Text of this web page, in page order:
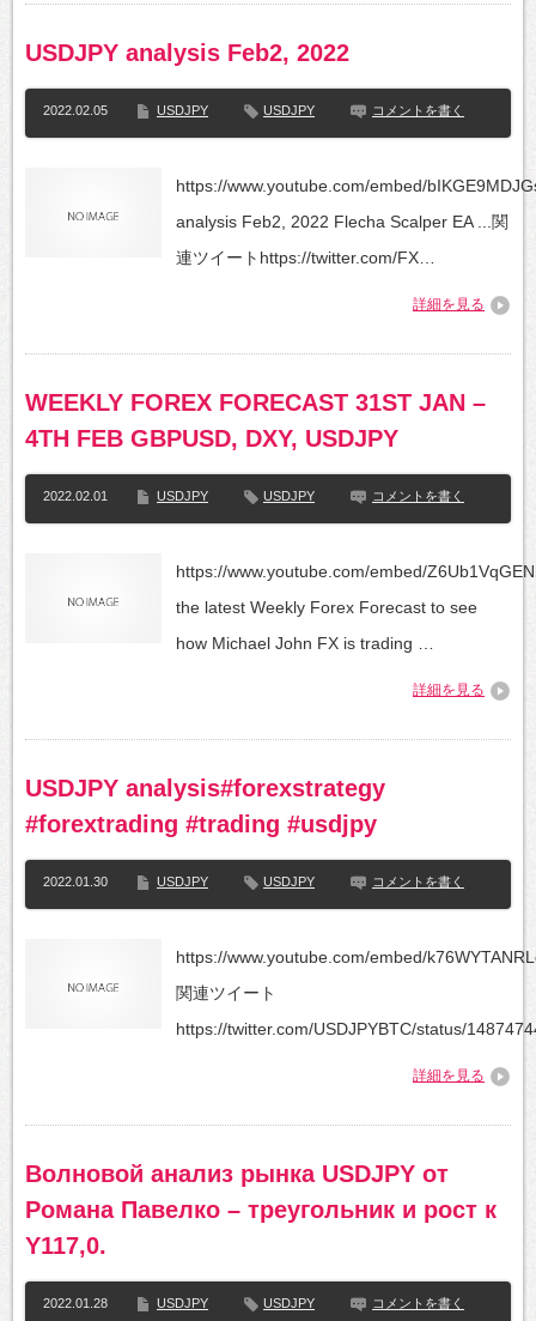
USDJPY analysis Feb2, 2022
2022.02.05 USDJPY USDJPY コメントを書く
https://www.youtube.com/embed/
analysis Feb2, 2022 Flecha Scalper EA ...関
連ツイートhttps://twitter.com/FX…
詳細を見る
WEEKLY FOREX FORECAST 31ST JAN –
4TH FEB GBPUSD, DXY, USDJPY
2022.02.01 USDJPY USDJPY コメントを書く
https://www.youtube.com/embed/
the latest Weekly Forex Forecast to see
how Michael John FX is trading …
詳細を見る
USDJPY analysis#forexstrategy
#forextrading #trading #usdjpy
2022.01.30 USDJPY USDJPY コメントを書く
https://www.youtube.com/embed/
関連ツイート
https://twitter.com/USDJPYBTC/status/
詳細を見る
Волновой анализ рынка USDJPY от
Романа Павелко – треугольник и рост к
Y117,0.
2022.01.28 USDJPY USDJPY コメントを書く